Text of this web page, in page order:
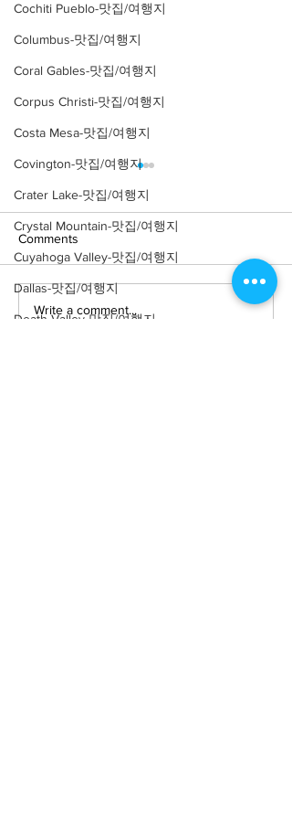
Cochiti Pueblo-맛집/여행지
Columbus-맛집/여행지
Coral Gables-맛집/여행지
Corpus Christi-맛집/여행지
Costa Mesa-맛집/여행지
Covington-맛집/여행지
Crater Lake-맛집/여행지
Crystal Mountain-맛집/여행지
Cuyahoga Valley-맛집/여행지
Dallas-맛집/여행지
Death Valley-맛집/여행지
[여행지/미네소타 Shafer/
Comments
Write a comment...